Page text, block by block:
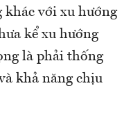
khác với xu hướng
kể xu hướng
là phải thống
khả năng chịu